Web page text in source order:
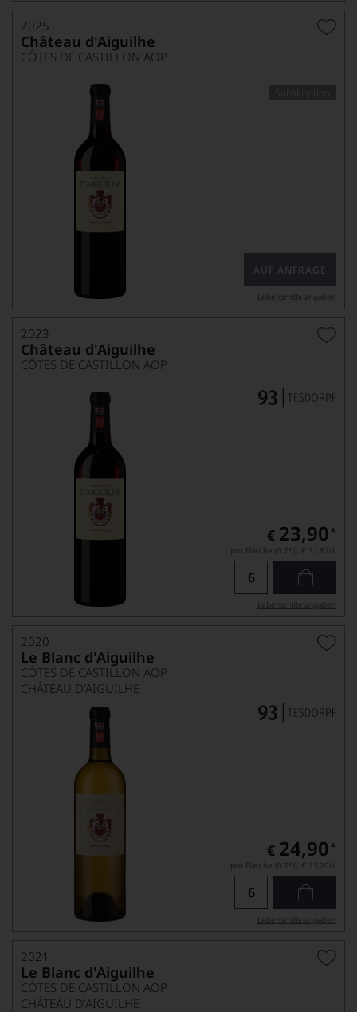
2025
Château d'Aiguilhe
CÔTES DE CASTILLON AOP
AUF ANFRAGE
Lebensmittel­angaben
2023
Château d'Aiguilhe
CÔTES DE CASTILLON AOP
€ 23,90 *
pro Flasche (0.75l), € 31,87/L
Lebensmittel­angaben
2020
Le Blanc d'Aiguilhe
CÔTES DE CASTILLON AOP
CHÂTEAU D'AIGUILHE
€ 24,90 *
pro Flasche (0.75l), € 33,20/L
Lebensmittel­angaben
2021
Le Blanc d'Aiguilhe
CÔTES DE CASTILLON AOP
CHÂTEAU D'AIGUILHE